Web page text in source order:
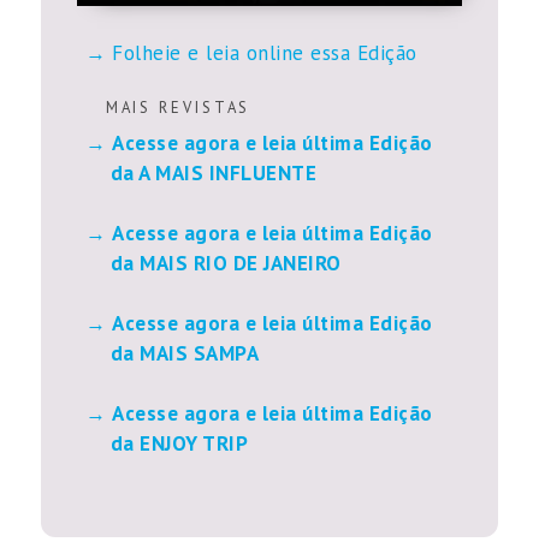
Folheie e leia online essa Edição
M A I S R E V I S T A S
Acesse agora e leia última Edição
da A MAIS INFLUENTE
Acesse agora e leia última Edição
da MAIS RIO DE JANEIRO
Acesse agora e leia última Edição
da MAIS SAMPA
Acesse agora e leia última Edição
da ENJOY TRIP